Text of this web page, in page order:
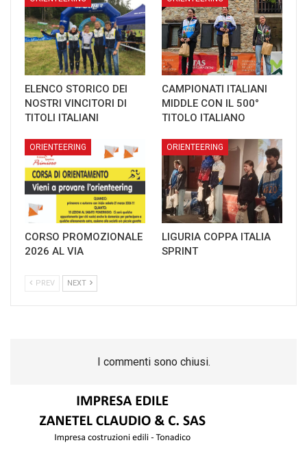
ELENCO STORICO DEI
NOSTRI VINCITORI DI
TITOLI ITALIANI
CAMPIONATI ITALIANI
MIDDLE CON IL 500°
TITOLO ITALIANO
ORIENTEERING
CORSO PROMOZIONALE
2026 AL VIA
ORIENTEERING
LIGURIA COPPA ITALIA
SPRINT
PREV NEXT
I commenti sono chiusi.